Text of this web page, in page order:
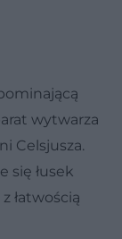
wytwarza
Celsjusza.
się łusek
łatwością